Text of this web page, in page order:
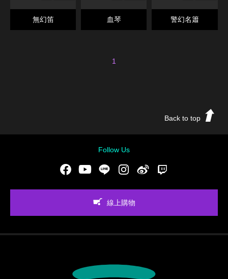
無幻笛 血琴 警幻名簫
1
Back to top
Follow Us
FacebookYoutubeLINE Instgram新浪微博
線上購物